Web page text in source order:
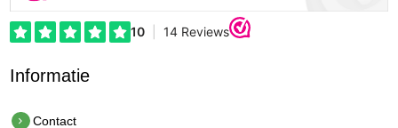
Informatie
Contact